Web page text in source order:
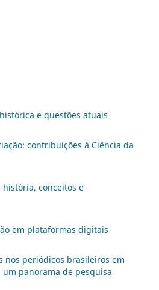
e questões atuais
contribuições à Ciência da
conceitos e
em plataformas digitais
nos periódicos brasileiros em
panorama de pesquisa